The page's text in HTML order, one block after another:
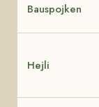
Bauspojken
Hejli